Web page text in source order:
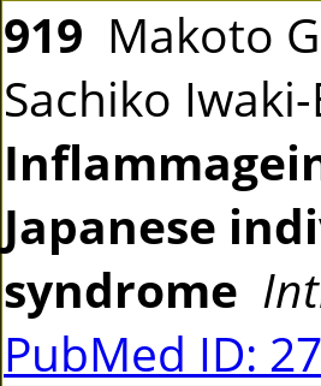
919 Makoto
Sachiko
Japanese
syndrome
PubMed ID: